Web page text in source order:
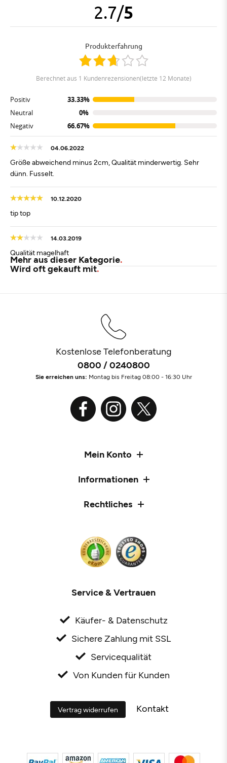
2.7/5
Produkterfahrung
berechnet aus 1 Kundenrezensionen(letzte 12 Monate)
Positiv
33.33%
Neutral
0%
Negativ
66.67%
04.06.2022
Größe abweichend minus 2cm, Qualität minderwertig. Sehr
dünn. Fusselt.
10.12.2020
tip top
14.03.2019
Qualität magelhaft
Mehr aus dieser Kategorie
Wird oft gekauft mit
Kostenlose Telefonberatung
0800 / 0240800
Sie erreichen uns: Montag bis Freitag 08:00 - 16:30 Uhr
Mein Konto
Informationen
Rechtliches
Service & Vertrauen
Käufer- & Datenschutz
Sichere Zahlung mit SSL
Servicequalität
Von Kunden für Kunden
Vertrag widerrufen Kontakt